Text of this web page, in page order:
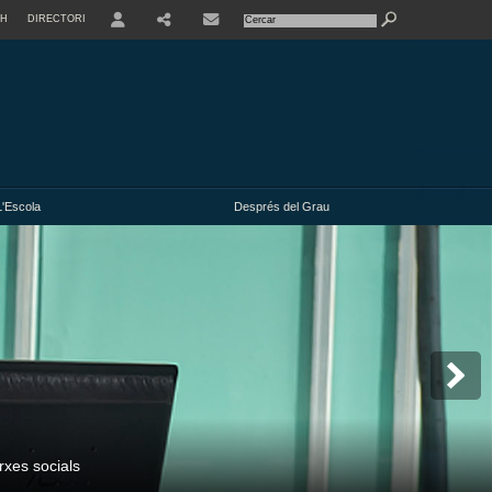
DIRECTORI
Després del Grau
socials